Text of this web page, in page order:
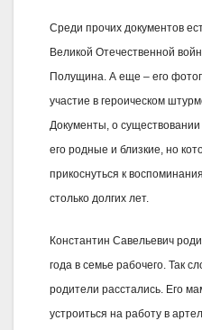
Среди прочих документов
Великой Отечественной
Полущина. А еще – его
участие в героическом
Документы, о
его родные и близкие, но
прикоснуться к
столько долгих лет.
Константин Савельевич
года в семье рабочего. Так
родители расстались. Его
устроиться на работу в